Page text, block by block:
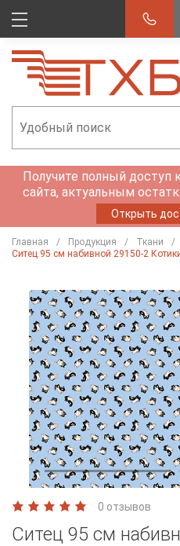
Получите полный доступ
сайта, актуальным
Открыть
Главная Продукция Ткани
Ситец 95 см набивной 29150-2
0 отзывов
Ситец 95 см